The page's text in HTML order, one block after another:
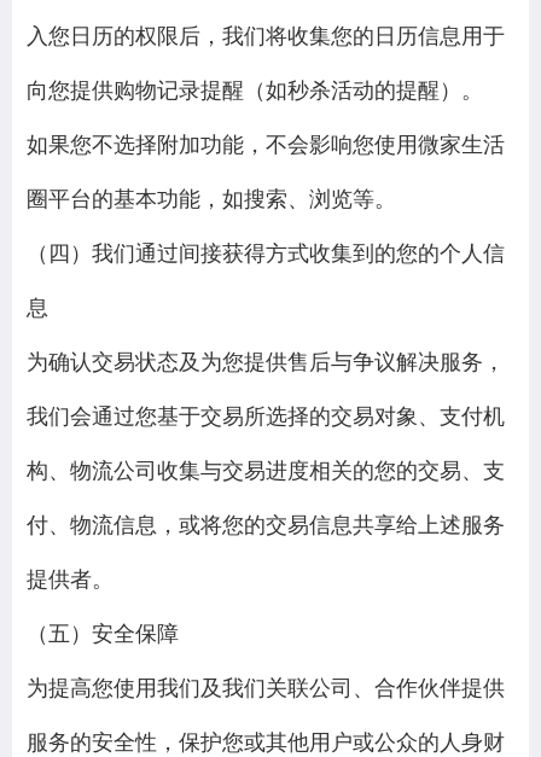
入您日历的权限后，我们将收集您的日历信息用于
向您提供购物记录提醒（如秒杀活动的提醒）。
如果您不选择附加功能，不会影响您使用微家生活
圈平台的基本功能，如搜索、浏览等。
（四）我们通过间接获得方式收集到的您的个人信
息
为确认交易状态及为您提供售后与争议解决服务，
我们会通过您基于交易所选择的交易对象、支付机
构、物流公司收集与交易进度相关的您的交易、支
付、物流信息，或将您的交易信息共享给上述服务
提供者。
（五）安全保障
为提高您使用我们及我们关联公司、合作伙伴提供
服务的安全性，保护您或其他用户或公众的人身财